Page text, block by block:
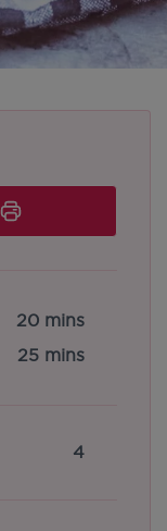
20 mins
25 mins
4